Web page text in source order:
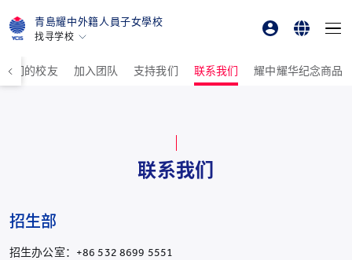
青島耀中外籍人員子女學校
找寻学校
上海
在线订购
我们的校友 加入团队 支持我们 联系我们 耀中耀华纪念商品
联系我们
招生部
招生办公室：+86 532 8699 5551